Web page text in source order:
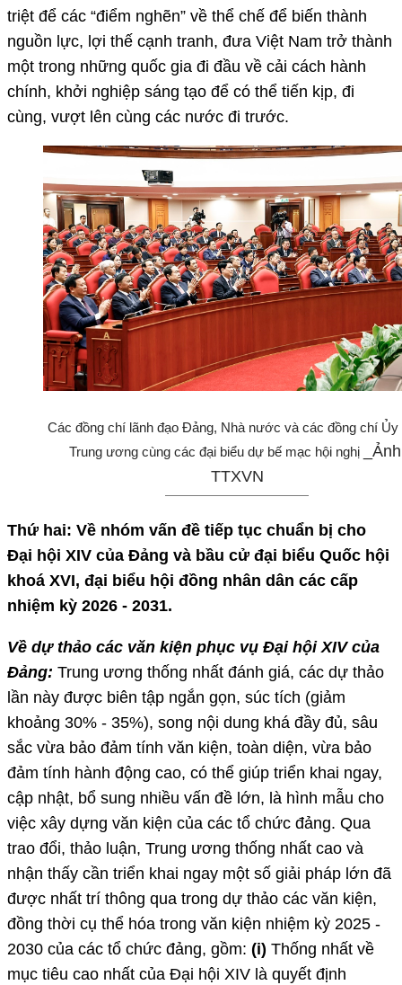
triệt để các “điểm nghẽn” về thể chế để biến thành
nguồn lực, lợi thế cạnh tranh, đưa Việt Nam trở thành
một trong những quốc gia đi đầu về cải cách hành
chính, khởi nghiệp sáng tạo để có thể tiến kịp, đi
cùng, vượt lên cùng các nước đi trước.
Các đồng chí lãnh đạo Đảng, Nhà nước và các đồng chí Ủy
Trung ương cùng các đại biểu dự bế mạc hội nghị
TTXVN
Thứ hai: Về nhóm vấn đề tiếp tục chuẩn bị cho
Đại hội XIV của Đảng và bầu cử đại biểu Quốc hội
khoá XVI, đại biểu hội đồng nhân dân các cấp
nhiệm kỳ 2026 - 2031.
Về dự thảo các văn kiện phục vụ Đại hội XIV của
Đảng: Trung ương thống nhất đánh giá, các dự thảo
lần này được biên tập ngắn gọn, súc tích (giảm
khoảng 30% - 35%), song nội dung khá đầy đủ, sâu
sắc vừa bảo đảm tính văn kiện, toàn diện, vừa bảo
đảm tính hành động cao, có thể giúp triển khai ngay,
cập nhật, bổ sung nhiều vấn đề lớn, là hình mẫu cho
việc xây dựng văn kiện của các tổ chức đảng. Qua
trao đổi, thảo luận, Trung ương thống nhất cao và
nhận thấy cần triển khai ngay một số giải pháp lớn đã
được nhất trí thông qua trong dự thảo các văn kiện,
đồng thời cụ thể hóa trong văn kiện nhiệm kỳ 2025 -
2030 của các tổ chức đảng, gồm: (i) Thống nhất về
mục tiêu cao nhất của Đại hội XIV là quyết định